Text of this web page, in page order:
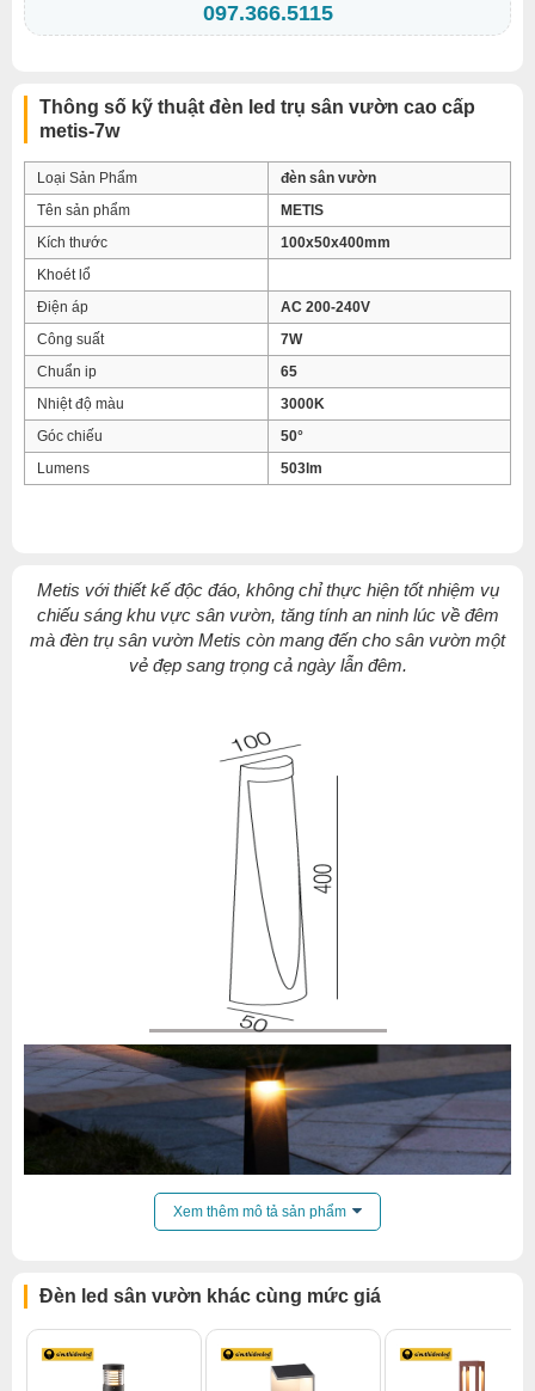
097.366.5115
Thông số kỹ thuật đèn led trụ sân vườn cao cấp
metis-7w
Loại Sản Phẩm
đèn sân vườn
Tên sản phẩm
METIS
Kích thước
100x50x400mm
Khoét lổ
Điện áp
AC 200-240V
Công suất
7W
Chuẩn ip
65
Nhiệt độ màu
3000K
Góc chiếu
50°
Lumens
503lm
Metis với thiết kế độc đáo, không chỉ thực hiện tốt nhiệm vụ
chiếu sáng khu vực sân vườn, tăng tính an ninh lúc về đêm
mà đèn trụ sân vườn Metis còn mang đến cho sân vườn một
vẻ đẹp sang trọng cả ngày lẫn đêm.
Xem thêm:Đèn led sân vườn đèn led trụ sân vườn
Xem thêm mô tả sản phẩm
Đèn led sân vườn khác cùng mức giá